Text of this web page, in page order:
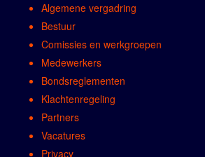
Algemene vergadring
Bestuur
Comissies en werkgroepen
Medewerkers
Bondsreglementen
Klachtenregeling
Partners
Vacatures
Privacy